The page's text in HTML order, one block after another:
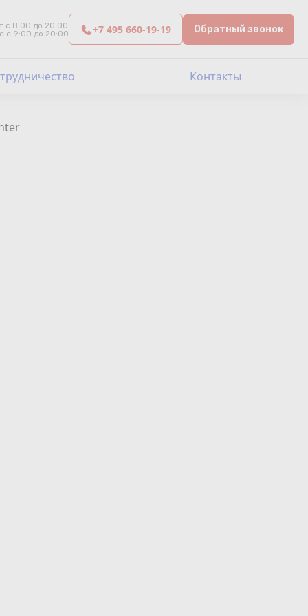
с 8:00 до 20:00
с 9:00 до 20:00
+7 495 660-19-19 Обратный звонок
Контакты